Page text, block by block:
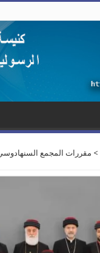
> مقررات المجمع السنهادوسي